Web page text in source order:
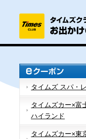
タイムズ スパ・
タイムズカー×富
ハイランド
タイムズカー×東